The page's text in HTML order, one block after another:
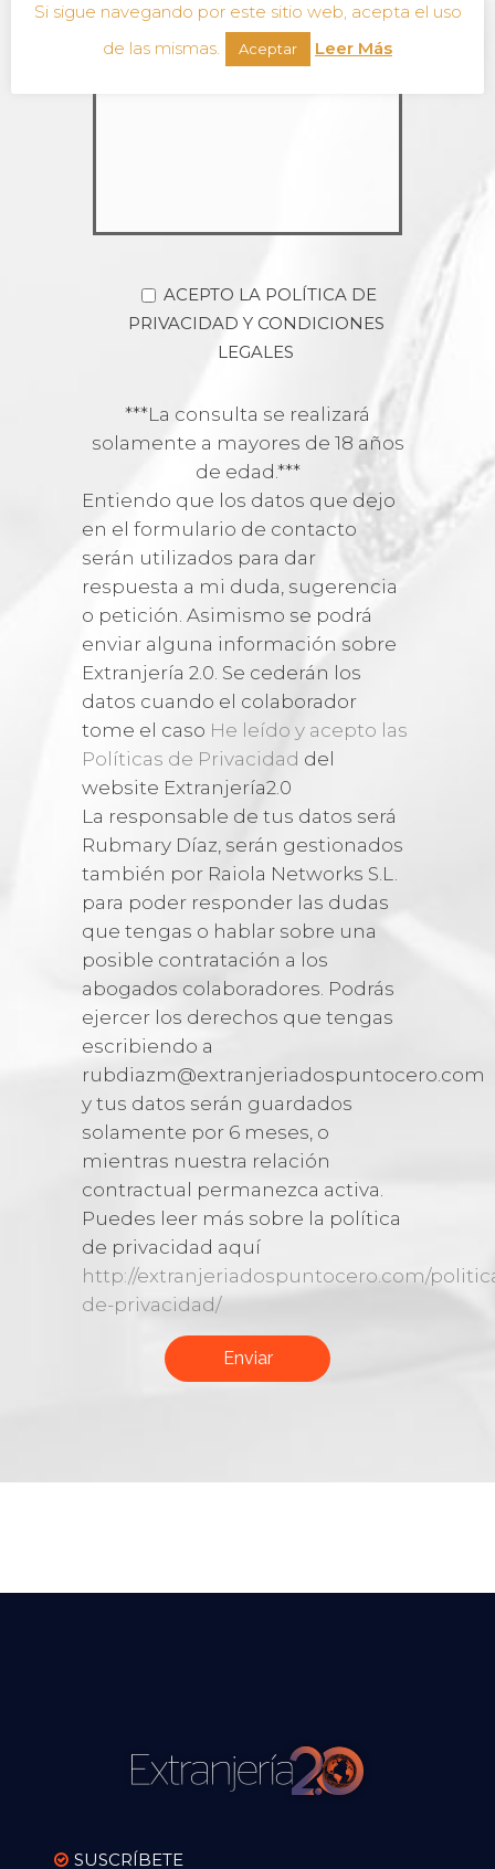
ACEPTO LA POLÍTICA DE
PRIVACIDAD Y CONDICIONES
LEGALES
***La consulta se realizará
solamente a mayores de 18 años
de edad.***
Entiendo que los datos que dejo
en el formulario de contacto
serán utilizados para dar
respuesta a mi duda, sugerencia
o petición. Asimismo se podrá
enviar alguna información sobre
Extranjería 2.0. Se cederán los
datos cuando el colaborador
tome el caso He leído y acepto las
Políticas de Privacidad del
website Extranjería2.0
La responsable de tus datos será
Rubmary Díaz, serán gestionados
también por Raiola Networks S.L.
para poder responder las dudas
que tengas o hablar sobre una
posible contratación a los
abogados colaboradores. Podrás
ejercer los derechos que tengas
escribiendo a
rubdiazm@extranjeriadospuntocero.com
y tus datos serán guardados
solamente por 6 meses, o
mientras nuestra relación
contractual permanezca activa.
Puedes leer más sobre la política
de privacidad aquí
http://extranjeriadospuntocero.com/
de-privacidad/
SUSCRÍBETE
Si sigue navegando por este sitio web, acepta el uso
de las mismas.
Aceptar Leer Más